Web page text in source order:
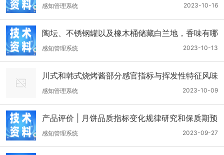
子鼻对枳壳麸炒前后气味差异标志物的快速识别研
究
2023-10-16
感知管理系统
陶坛、不锈钢罐以及橡木桶储藏白兰地，香味有哪
些变化？
2023-10-13
感知管理系统
川式和韩式烧烤酱部分感官指标与挥发性特征风味
比较分析
2023-10-09
感知管理系统
产品评价 | 月饼品质指标变化规律研究和保质期预
测模型的建立
2023-09-27
感知管理系统